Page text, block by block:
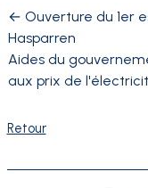
← Ouverture du 1er
Hasparren
Aides du
aux prix de
Retour